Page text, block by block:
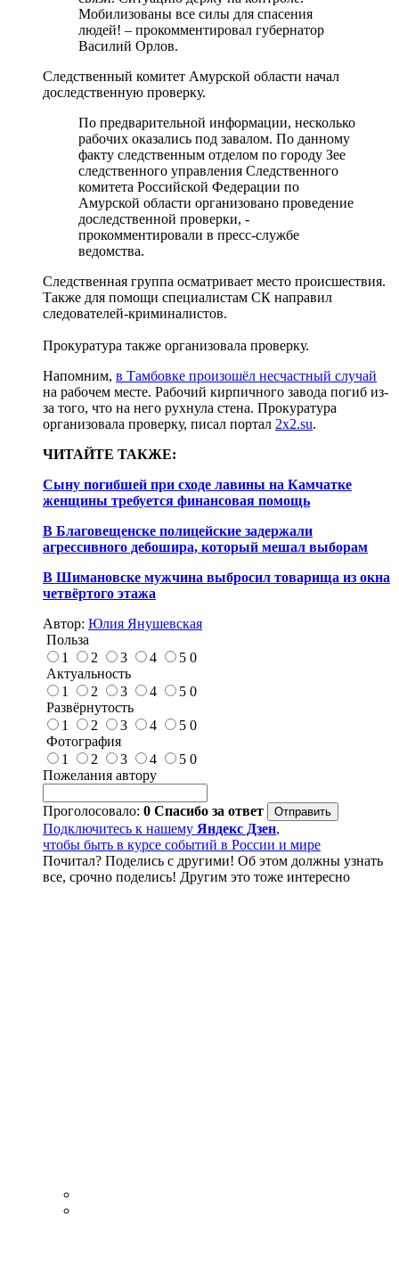
Мобилизованы все силы для спасения
людей! – прокомментировал губернатор
Василий Орлов.
Следственный комитет Амурской области начал
доследственную проверку.
По предварительной информации, несколько
рабочих оказались под завалом. По данному
факту следственным отделом по городу Зее
следственного управления Следственного
комитета Российской Федерации по
Амурской области организовано проведение
доследственной проверки, -
прокомментировали в пресс-службе
ведомства.
Следственная группа осматривает место происшествия.
Также для помощи специалистам СК направил
следователей-криминалистов.
Прокуратура также организовала проверку.
Напомним, в Тамбовке произошёл несчастный случай
на рабочем месте. Рабочий кирпичного завода погиб из-
за того, что на него рухнула стена. Прокуратура
организовала проверку, писал портал 2x2.su.
ЧИТАЙТЕ ТАКЖЕ:
Сыну погибшей при сходе лавины на Камчатке
женщины требуется финансовая помощь
В Благовещенске полицейские задержали
агрессивного дебошира, который мешал выборам
В Шимановске мужчина выбросил товарища из окна
четвёртого этажа
Автор: Юлия Янушевская
Польза
1
2 3 4 5 0
Актуальность
1
2 3 4 5 0
Развёрнутость
1
2 3 4 5 0
Фотография
1
2 3 4 5 0
Пожелания автору
Проголосовало: 0 Спасибо за ответ
Подключитесь к нашему Яндекс Дзен,
чтобы быть в курсе событий в России и мире
Почитал? Поделись с другими! Об этом должны узнать
все, срочно поделись! Другим это тоже интересно